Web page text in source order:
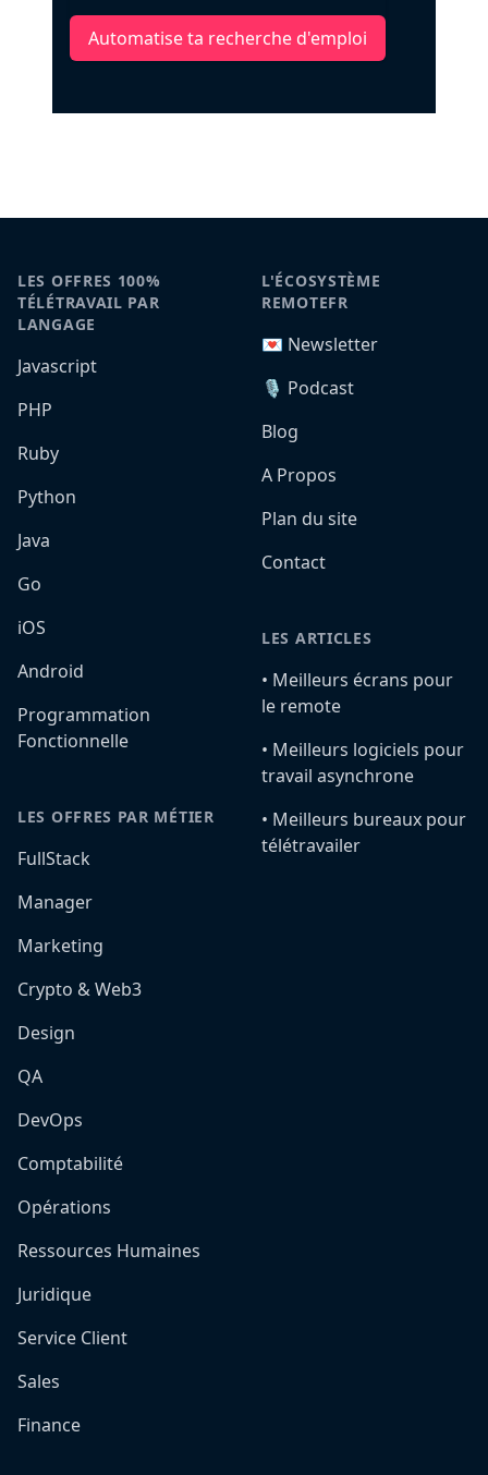
Automatise ta recherche d'emploi
LES OFFRES 100%
TÉLÉTRAVAIL PAR
LANGAGE
Javascript
PHP
Ruby
Python
Java
Go
iOS
Android
Programmation
Fonctionnelle
LES OFFRES PAR MÉTIER
FullStack
Manager
Marketing
Crypto & Web3
Design
QA
DevOps
Comptabilité
Opérations
Ressources Humaines
Juridique
Service Client
Sales
Finance
L'ÉCOSYSTÈME
REMOTEFR
💌 Newsletter
🎙️ Podcast
Blog
A Propos
Plan du site
Contact
LES ARTICLES
•️ Meilleurs écrans pour
le remote
•️ Meilleurs logiciels pour
travail asynchrone
•️ Meilleurs bureaux pour
télétravailer